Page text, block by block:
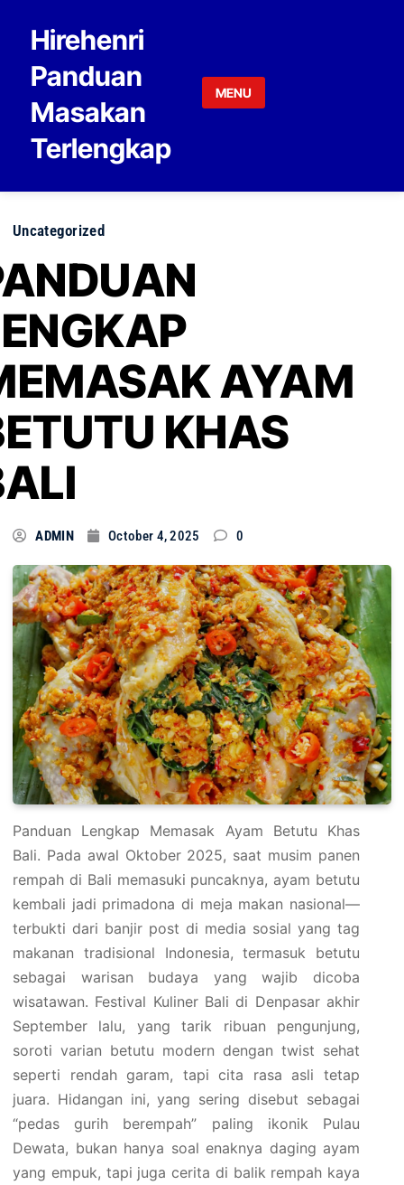
Hirehenri
Panduan
Masakan
Terlengkap
MENU
Uncategorized
AYAM
KHAS
ADMIN October 4, 2025 0
Panduan Lengkap Memasak Ayam Betutu Khas
Bali. Pada awal Oktober 2025, saat musim panen
rempah di Bali memasuki puncaknya, ayam betutu
kembali jadi primadona di meja makan nasional—
terbukti dari banjir post di media sosial yang tag
makanan tradisional Indonesia, termasuk betutu
sebagai warisan budaya yang wajib dicoba
wisatawan. Festival Kuliner Bali di Denpasar akhir
September lalu, yang tarik ribuan pengunjung,
soroti varian betutu modern dengan twist sehat
seperti rendah garam, tapi cita rasa asli tetap
juara. Hidangan ini, yang sering disebut sebagai
“pedas gurih berempah” paling ikonik Pulau
Dewata, bukan hanya soal enaknya daging ayam
yang empuk, tapi juga cerita di balik rempah kaya